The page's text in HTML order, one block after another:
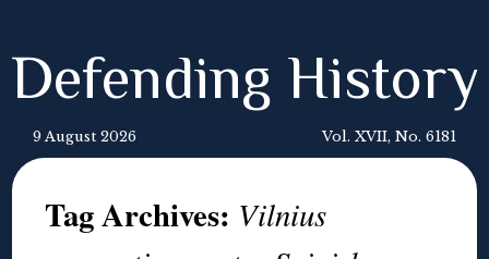
Defending History
9 August 2026 Vol. XVII, No. 6181
Tag Archives: Vilnius